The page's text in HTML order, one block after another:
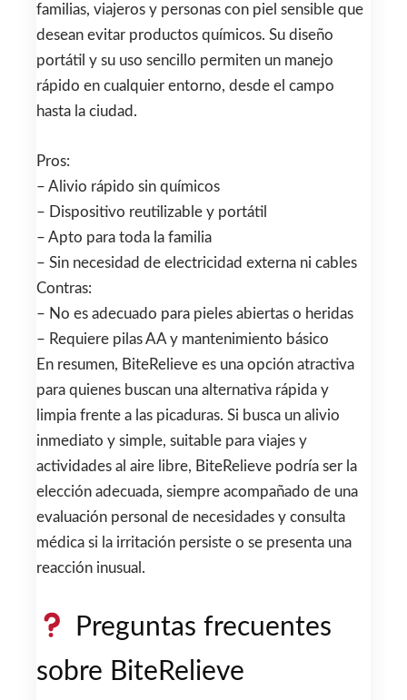
familias, viajeros y personas con piel sensible que
desean evitar productos químicos. Su diseño
portátil y su uso sencillo permiten un manejo
rápido en cualquier entorno, desde el campo
hasta la ciudad.
Pros:
– Alivio rápido sin químicos
– Dispositivo reutilizable y portátil
– Apto para toda la familia
– Sin necesidad de electricidad externa ni cables
Contras:
– No es adecuado para pieles abiertas o heridas
– Requiere pilas AA y mantenimiento básico
En resumen, BiteRelieve es una opción atractiva
para quienes buscan una alternativa rápida y
limpia frente a las picaduras. Si busca un alivio
inmediato y simple, suitable para viajes y
actividades al aire libre, BiteRelieve podría ser la
elección adecuada, siempre acompañado de una
evaluación personal de necesidades y consulta
médica si la irritación persiste o se presenta una
reacción inusual.
Preguntas frecuentes
sobre BiteRelieve